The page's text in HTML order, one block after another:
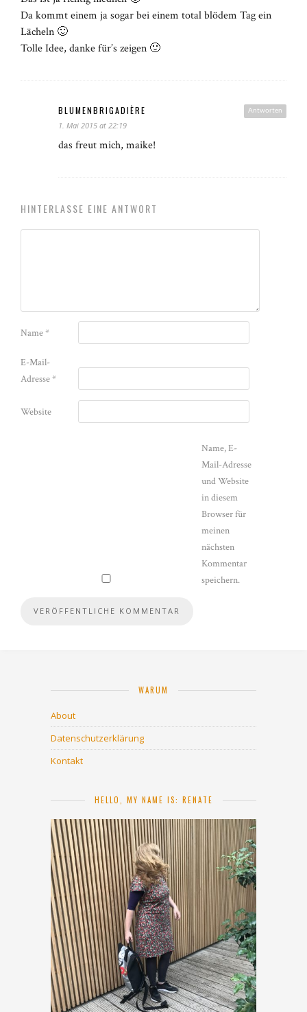
Da kommt einem ja sogar bei einem total blödem Tag ein
Lächeln 🙂
Tolle Idee, danke für’s zeigen 🙂
Antworten
BLUMENBRIGADIÈRE
1. Mai 2015 at 22:19
das freut mich, maike!
HINTERLASSE EINE ANTWORT
Name*
E-Mail-
Adresse*
Website
Name, E-
Mail-Adresse
und Website
in diesem
Browser für
meinen
nächsten
Kommentar
speichern.
WARUM
About
Datenschutzerklärung
Kontakt
HELLO, MY NAME IS: RENATE